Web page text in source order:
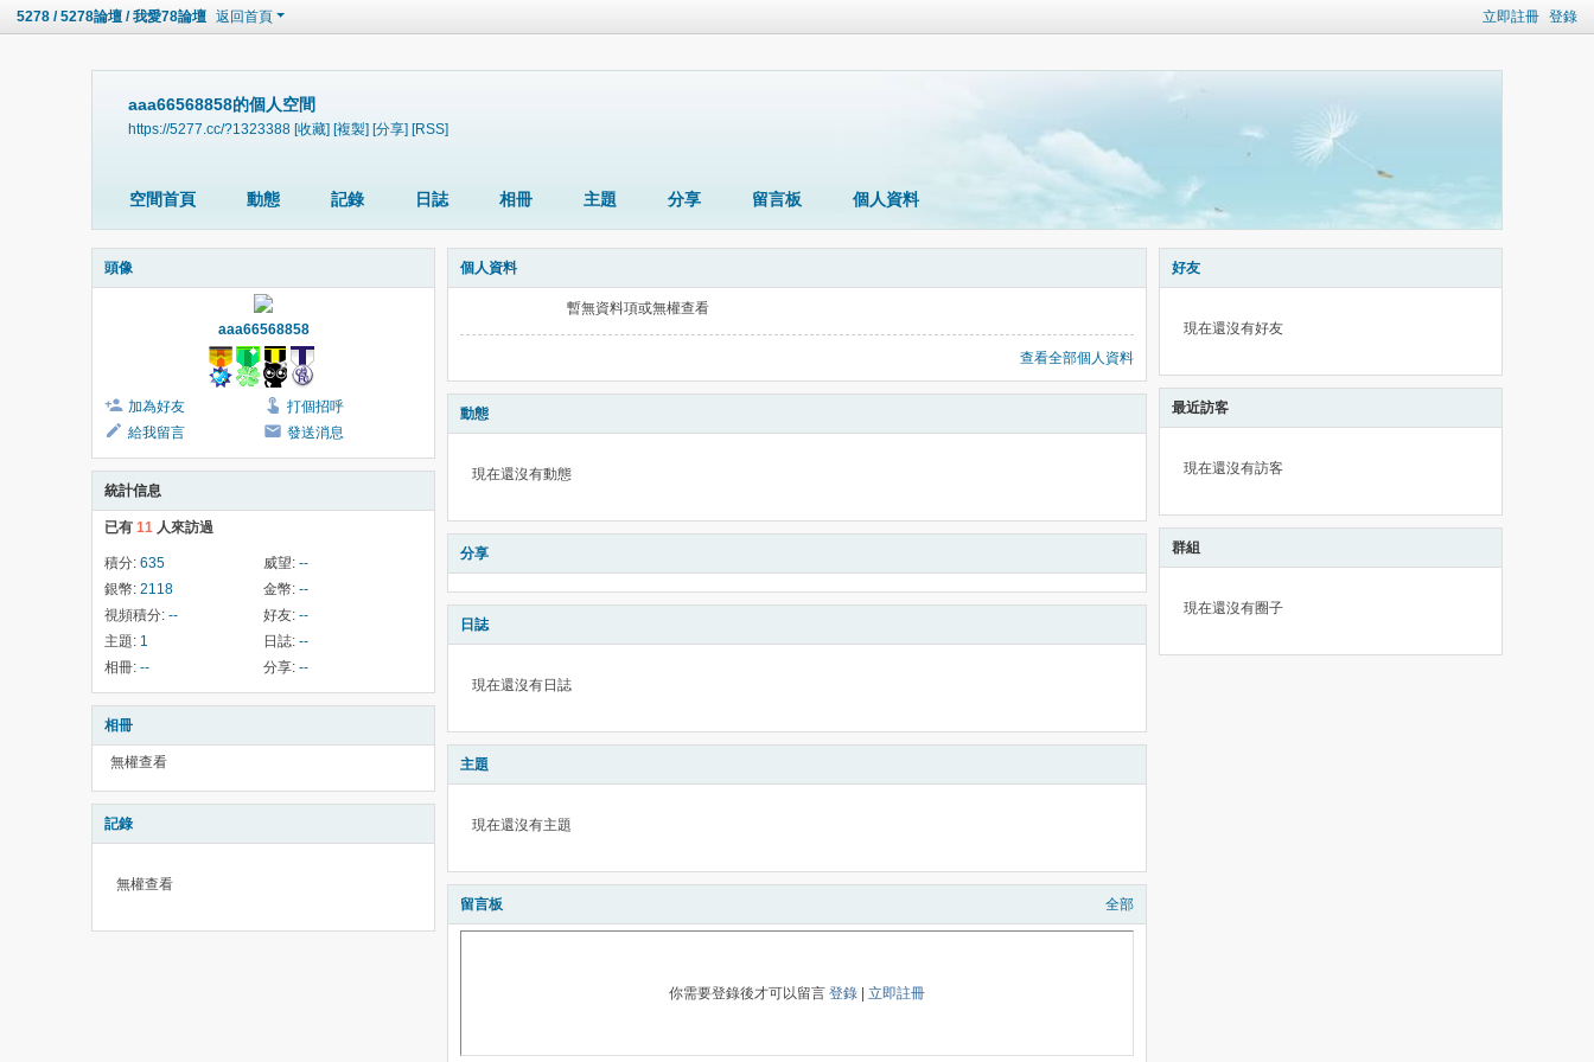
立即註冊 登錄
5278 / 5278論壇 / 我愛78論壇 返回首頁
aaa66568858的個人空間
https://5277.cc/?1323388 [收藏] [複製] [分享] [RSS]
空間首頁 動態 記錄 日誌 相冊 主題 分享 留言板 個人資料
頭像
aaa66568858
加為好友
打個招呼
給我留言
發送消息
統計信息
已有 11 人來訪過
積分: 635 威望: --
銀幣: 2118 金幣: --
視頻積分: -- 好友: --
主題: 1 日誌: --
相冊: -- 分享: --
相冊
無權查看
記錄
無權查看
個人資料
暫無資料項或無權查看
查看全部個人資料
動態
現在還沒有動態
分享
日誌
現在還沒有日誌
主題
現在還沒有主題
留言板 全部
你需要登錄後才可以留言 登錄 立即註冊
好友
現在還沒有好友
最近訪客
現在還沒有訪客
群組
現在還沒有圈子